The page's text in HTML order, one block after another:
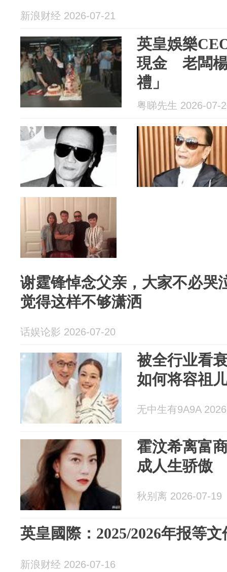
新浪财经 2026-07-21
英皇娛樂
現金 老闆楊
禮」
粤睇先生 2026-07-
谢霆锋悼念父亲，大家不必哭
觉得这样不够潇洒
话娱论影 2026-07-20
被全行业看
如何将容祖
无中生有9A9A
霍汶希离富
成人生骄傲
秋别离 2026-07-19
英皇國際：2025/2026年报等
新浪财经 2026-07-16